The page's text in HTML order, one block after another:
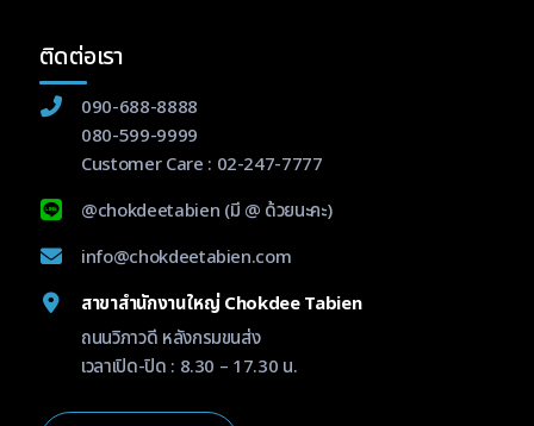
ติดต่อเรา
090-688-8888
080-599-9999
Customer Care : 02-247-7777
@chokdeetabien (มี @ ด้วยนะคะ)
info@chokdeetabien.com
สาขาสำนักงานใหญ่ Chokdee Tabien
ถนนวิภาวดี หลังกรมขนส่ง
เวลาเปิด-ปิด : 8.30 – 17.30 น.